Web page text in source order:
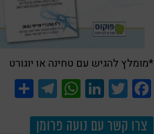
*מומלץ להגיש עם טחינה או יוגורט
Facebook
Twitter
LinkedIn
WhatsApp
Telegram
צרו קשר עם נועה פרומן